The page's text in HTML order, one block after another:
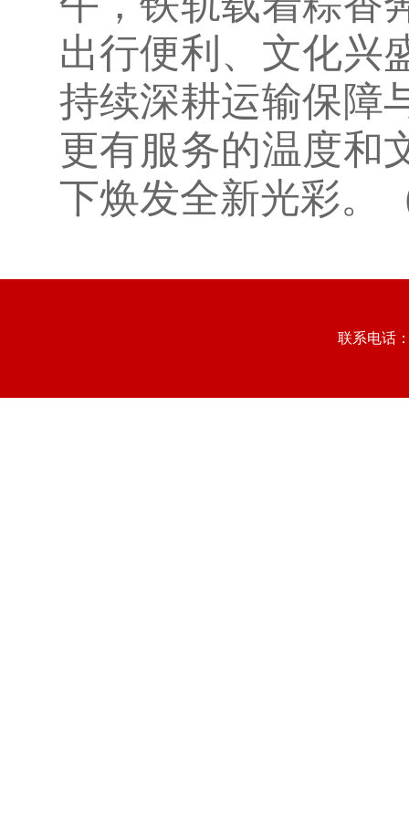
出行便利、文化兴
持续深耕运输保障
更有服务的温度和
下焕发全新光彩。
联系电话